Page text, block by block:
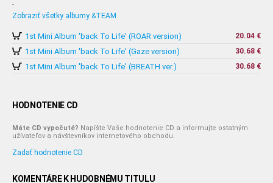
-
Zobraziť všetky albumy &TEAM
1st Mini Album 'back To Life' (ROAR version) 20.04 €
1st Mini Album 'back To Life' (Gaze version) 30.68 €
1st Mini Album 'back To Life' (BREATH ver.) 30.68 €
HODNOTENIE CD
Máte CD vypočuté? Napíšte Vaše hodnotenie CD a informujte ostatným
užívateľov a návštevníkov internetového obchodu.
Zadať hodnotenie CD
KOMENTÁRE K HUDOBNÉMU TITULU